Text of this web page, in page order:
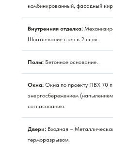
комбинированный, фасадный
Внутренняя отделка:
Шпатлевание стен в 2 слоя.
Полы: Бетонное основание.
Окна: Окна по проекту ПВХ 70
энергосбережением
согласованию.
Двери: Входная –
терморазрывом.